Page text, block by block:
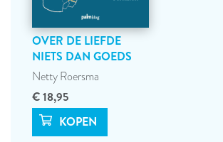
OVER DE LIEFDE
NIETS DAN GOEDS
Netty Roersma
€ 18,95